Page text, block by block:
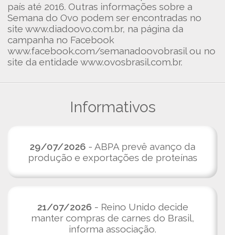
país até 2016. Outras informações sobre a
Semana do Ovo podem ser encontradas no
site www.diadoovo.com.br, na página da
campanha no Facebook
www.facebook.com/semanadoovobrasil ou no
site da entidade www.ovosbrasil.com.br.
Informativos
29/07/2026 - ABPA prevê avanço da
produção e exportações de proteínas
21/07/2026 - Reino Unido decide
manter compras de carnes do Brasil,
informa associação.